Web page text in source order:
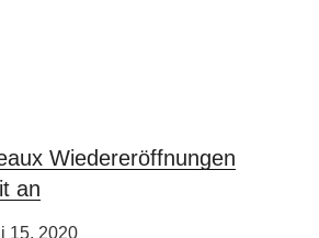
Wiedereröffnungen
an
15, 2020